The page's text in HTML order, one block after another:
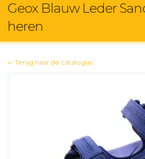
Geox Blauw Leder
heren
← Terug naar de catalogus